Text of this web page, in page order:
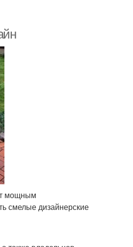
мощным
смелые дизайнерские